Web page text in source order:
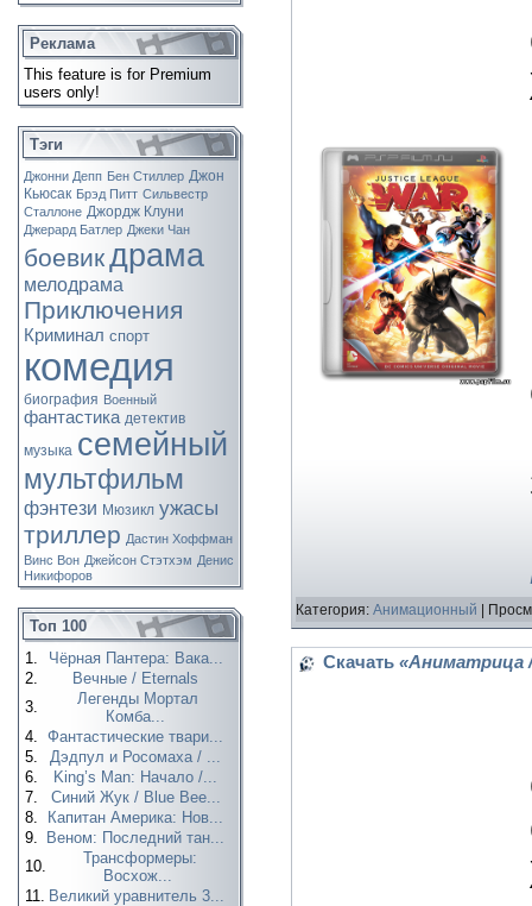
Реклама
This feature is for Premium
users only!
Тэги
Джонни Депп Бен Стиллер Джон
Кьюсак Брэд Питт Сильвестр
Сталлоне Джордж Клуни
Джерард Батлер Джеки Чан
боевикдрама
мелодрама
Приключения
Криминал спорт
комедия
биография Военный
фантастика детектив
музыка семейный
мультфильм
фэнтези Мюзикл ужасы
триллер Дастин Хоффман
Винс Вон Джейсон Стэтхэм Денис
Никифоров
Топ 100
1.
Чёрная Пантера: Вака...
2.
Вечные / Eternals
3.
Легенды Мортал
Комба...
4. Фантастические твари...
5.
Дэдпул и Росомаха / ...
6.
King’s Man: Начало /...
7.
Синий Жук / Blue Bee...
8.
Капитан Америка: Нов...
9.
Веном: Последний тан...
10.
Трансформеры:
Восхож...
11. Великий уравнитель 3...
Категория: Анимационный |
Скачать «Аниматрица